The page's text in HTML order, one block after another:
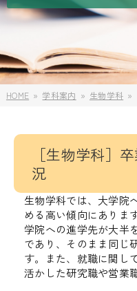
HOME 学科案内 生物学科
［生物学科］
況
生物学科では、 大学院
める高い傾向にありま
学院への進学先が大半
であり、そのまま同じ
す。また、就職に関し
活かした研究職や営業